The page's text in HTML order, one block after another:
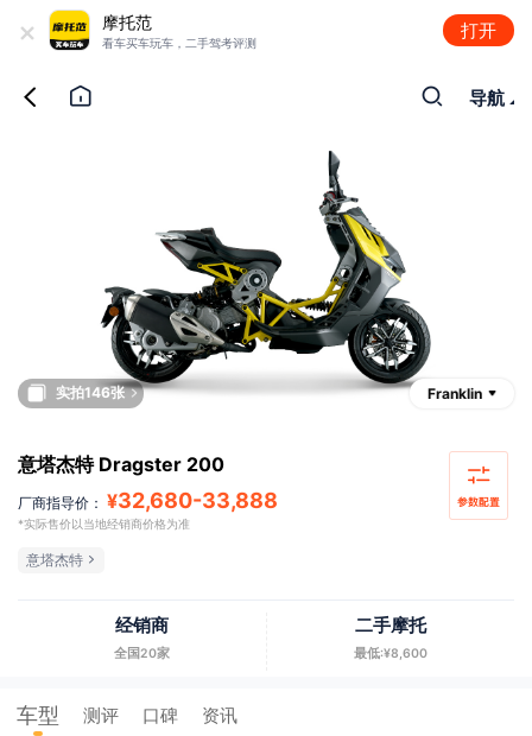
+ 摩托范
看车买车玩车，二手驾考评测
打开
导航
实拍146张 Franklin
意塔杰特 Dragster 200
厂商指导价： ¥32,680-33,888
*实际售价以当地经销商价格为准
意塔杰特
经销商
全国20家
二手摩托
最低:¥8,600
车型 测评 口碑 资讯